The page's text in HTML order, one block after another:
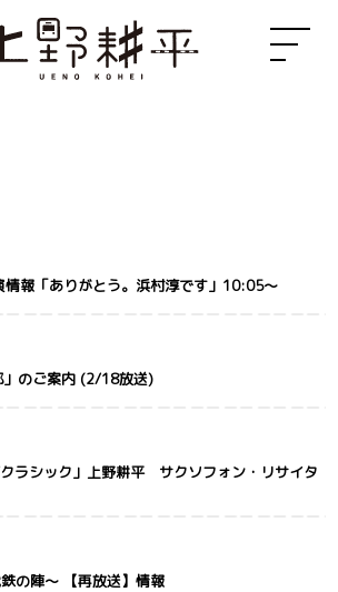
報「ありがとう。浜村淳です」10:05～
」のご案内 (2/18放送)
ラシック」上野耕平 サクソフォン・リサイタ
の陣～ 【再放送】情報